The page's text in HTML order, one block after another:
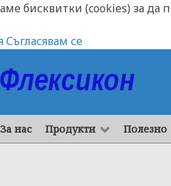
бисквитки (cookies) за да
Съгласявам се
За нас Продукти Полезно